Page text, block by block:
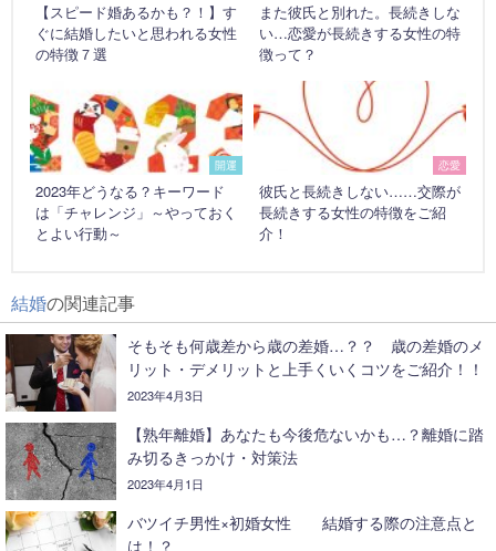
【スピード婚あるかも？！】す
ぐに結婚したいと思われる女性
の特徴７選
また彼氏と別れた。長続きしな
い…恋愛が長続きする女性の特
徴って？
開運
2023年どうなる？キーワード
は「チャレンジ」～やっておく
とよい行動～
恋愛
彼氏と長続きしない……交際が
長続きする女性の特徴をご紹
介！
結婚の関連記事
そもそも何歳差から歳の差婚…？？ 歳の差婚のメ
リット・デメリットと上手くいくコツをご紹介！！
2023年4月3日
【熟年離婚】あなたも今後危ないかも…？離婚に踏
み切るきっかけ・対策法
2023年4月1日
バツイチ男性×初婚女性 結婚する際の注意点と
は！？